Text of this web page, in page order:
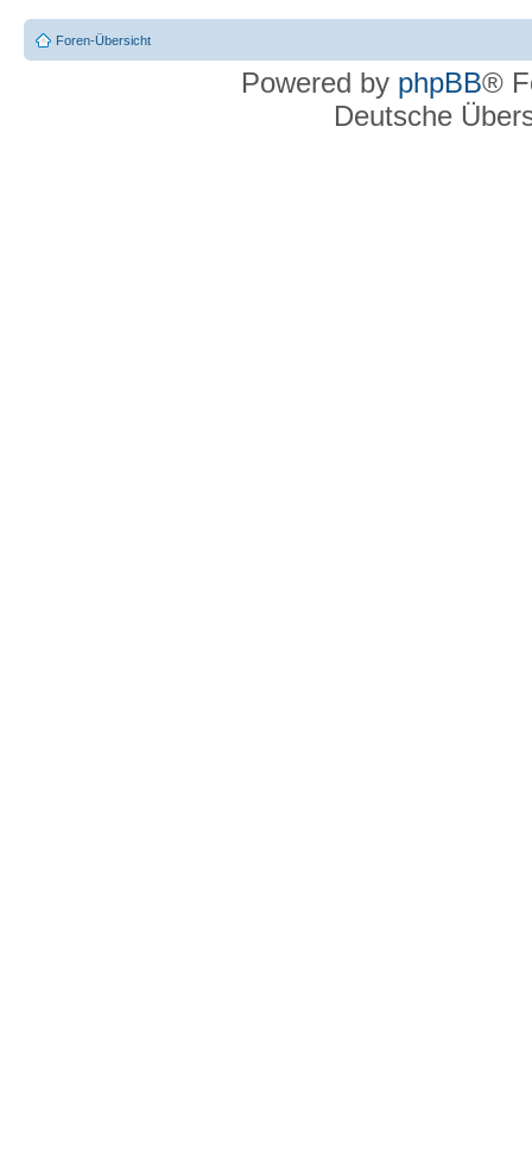
Foren-Übersicht
Powered by phpBB®
Deutsche